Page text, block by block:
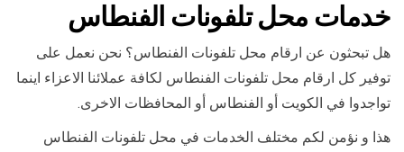
خدمات محل تلفونات الفنطاس
هل تبحثون عن ارقام محل تلفونات الفنطاس؟ نحن نعمل على
توفير كل ارقام محل تلفونات الفنطاس لكافة عملائنا الاعزاء اينما
تواجدوا في الكويت أو الفنطاس أو المحافظات الاخرى.
هذا و نؤمن لكم مختلف الخدمات في محل تلفونات الفنطاس